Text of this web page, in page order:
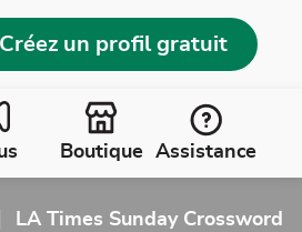
Créez un profil gratuit
Boutique Assistance
LA Times Sunday Crossword